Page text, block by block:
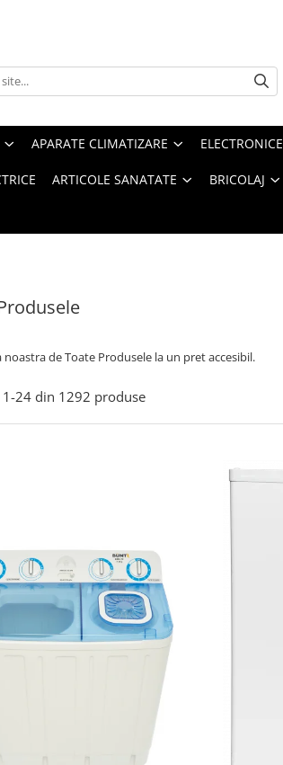
APARATE CLIMATIZARE ELECTRONICE
ARTICOLE SANATATE BRICOLAJ
noastra deToate Produsele la un pret accesibil.
1-24 din 1292 produse